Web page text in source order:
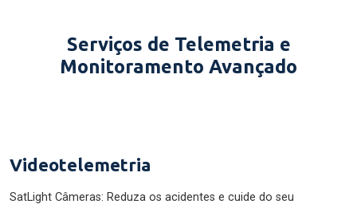
Serviços de Telemetria e
Monitoramento Avançado
Videotelemetria
SatLight Câmeras: Reduza os acidentes e cuide do seu